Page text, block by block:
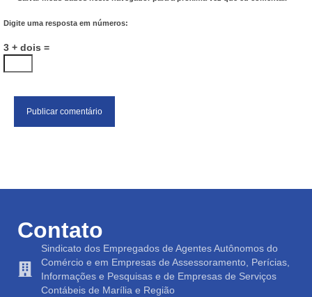
Digite uma resposta em números:
3 + dois =
Contato
Sindicato dos Empregados de Agentes Autônomos do
Comércio e em Empresas de Assessoramento, Perícias,
Informações e Pesquisas e de Empresas de Serviços
Contábeis de Marília e Região